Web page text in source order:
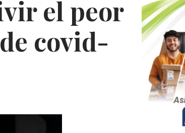
el peor
covid-